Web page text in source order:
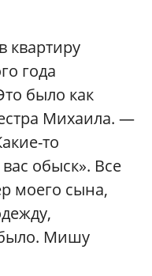
квартиру
года
было как
Михаила. —
то
обыск». Все
моего сына,
Мишу